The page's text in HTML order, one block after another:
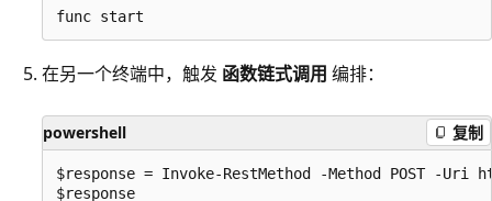
在另一个终端中，触发 函数链式调用 编排：
powershell 复制
$response = Invoke-RestMethod -Method POST -